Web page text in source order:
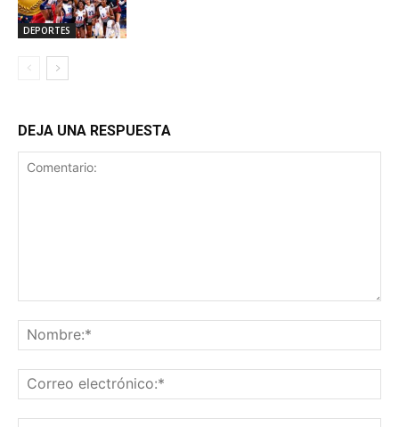
DEPORTES
DEJA UNA RESPUESTA